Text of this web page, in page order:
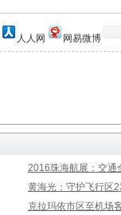
人人网 网易微博
2016珠海航展：交通
黄海光：守护飞行区
克拉玛依市区至机场